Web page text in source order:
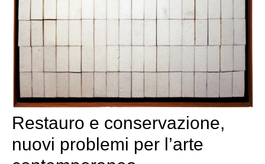
Restauro e conservazione,
nuovi problemi per l’arte